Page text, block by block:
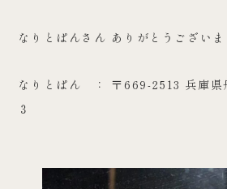
なりとぱんさん ありがとうございま
なりとぱん ： 〒669-2513 兵庫県
３